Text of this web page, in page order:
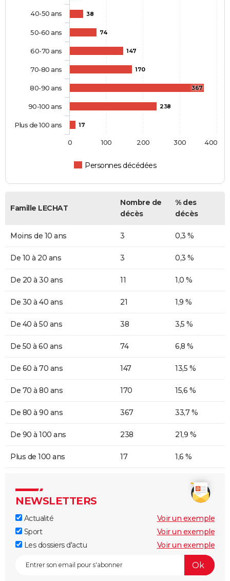
38
74
147
170
367
238
17
Personnes décédées
40-50 ans
50-60 ans
60-70 ans
70-80 ans
80-90 ans
90-100 ans
Plus de 100 ans
0 100 200 300 400
Famille LECHAT
Nombre de
décès
% des
décès
Moins de 10 ans 3 0,3 %
De 10 à 20 ans 3 0,3 %
De 20 à 30 ans 11 1,0 %
De 30 à 40 ans 21 1,9 %
De 40 à 50 ans 38 3,5 %
De 50 à 60 ans 74 6,8 %
De 60 à 70 ans 147 13,5 %
De 70 à 80 ans 170 15,6 %
De 80 à 90 ans 367 33,7 %
De 90 à 100 ans 238 21,9 %
Plus de 100 ans 17 1,6 %
NEWSLETTERS
Actualité
Voir un exemple
Sport
Voir un exemple
Les dossiers d'actu
Voir un exemple